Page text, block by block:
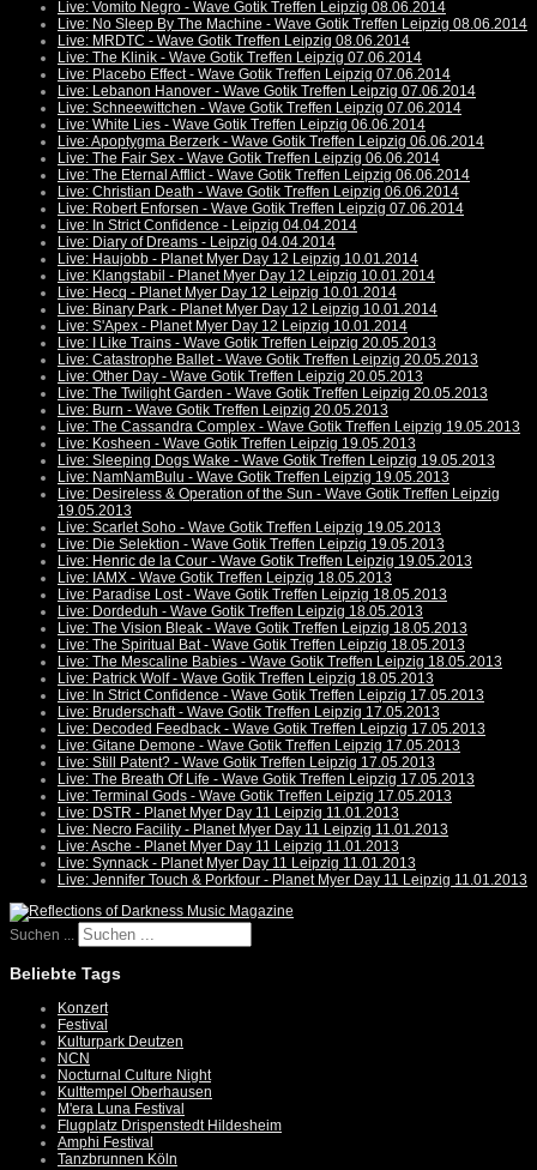
Live: Vomito Negro - Wave Gotik Treffen Leipzig 08.06.2014
Live: No Sleep By The Machine - Wave Gotik Treffen Leipzig 08.06.2014
Live: MRDTC - Wave Gotik Treffen Leipzig 08.06.2014
Live: The Klinik - Wave Gotik Treffen Leipzig 07.06.2014
Live: Placebo Effect - Wave Gotik Treffen Leipzig 07.06.2014
Live: Lebanon Hanover - Wave Gotik Treffen Leipzig 07.06.2014
Live: Schneewittchen - Wave Gotik Treffen Leipzig 07.06.2014
Live: White Lies - Wave Gotik Treffen Leipzig 06.06.2014
Live: Apoptygma Berzerk - Wave Gotik Treffen Leipzig 06.06.2014
Live: The Fair Sex - Wave Gotik Treffen Leipzig 06.06.2014
Live: The Eternal Afflict - Wave Gotik Treffen Leipzig 06.06.2014
Live: Christian Death - Wave Gotik Treffen Leipzig 06.06.2014
Live: Robert Enforsen - Wave Gotik Treffen Leipzig 07.06.2014
Live: In Strict Confidence - Leipzig 04.04.2014
Live: Diary of Dreams - Leipzig 04.04.2014
Live: Haujobb - Planet Myer Day 12 Leipzig 10.01.2014
Live: Klangstabil - Planet Myer Day 12 Leipzig 10.01.2014
Live: Hecq - Planet Myer Day 12 Leipzig 10.01.2014
Live: Binary Park - Planet Myer Day 12 Leipzig 10.01.2014
Live: S'Apex - Planet Myer Day 12 Leipzig 10.01.2014
Live: I Like Trains - Wave Gotik Treffen Leipzig 20.05.2013
Live: Catastrophe Ballet - Wave Gotik Treffen Leipzig 20.05.2013
Live: Other Day - Wave Gotik Treffen Leipzig 20.05.2013
Live: The Twilight Garden - Wave Gotik Treffen Leipzig 20.05.2013
Live: Burn - Wave Gotik Treffen Leipzig 20.05.2013
Live: The Cassandra Complex - Wave Gotik Treffen Leipzig 19.05.2013
Live: Kosheen - Wave Gotik Treffen Leipzig 19.05.2013
Live: Sleeping Dogs Wake - Wave Gotik Treffen Leipzig 19.05.2013
Live: NamNamBulu - Wave Gotik Treffen Leipzig 19.05.2013
Live: Desireless & Operation of the Sun - Wave Gotik Treffen Leipzig
19.05.2013
Live: Scarlet Soho - Wave Gotik Treffen Leipzig 19.05.2013
Live: Die Selektion - Wave Gotik Treffen Leipzig 19.05.2013
Live: Henric de la Cour - Wave Gotik Treffen Leipzig 19.05.2013
Live: IAMX - Wave Gotik Treffen Leipzig 18.05.2013
Live: Paradise Lost - Wave Gotik Treffen Leipzig 18.05.2013
Live: Dordeduh - Wave Gotik Treffen Leipzig 18.05.2013
Live: The Vision Bleak - Wave Gotik Treffen Leipzig 18.05.2013
Live: The Spiritual Bat - Wave Gotik Treffen Leipzig 18.05.2013
Live: The Mescaline Babies - Wave Gotik Treffen Leipzig 18.05.2013
Live: Patrick Wolf - Wave Gotik Treffen Leipzig 18.05.2013
Live: In Strict Confidence - Wave Gotik Treffen Leipzig 17.05.2013
Live: Bruderschaft - Wave Gotik Treffen Leipzig 17.05.2013
Live: Decoded Feedback - Wave Gotik Treffen Leipzig 17.05.2013
Live: Gitane Demone - Wave Gotik Treffen Leipzig 17.05.2013
Live: Still Patent? - Wave Gotik Treffen Leipzig 17.05.2013
Live: The Breath Of Life - Wave Gotik Treffen Leipzig 17.05.2013
Live: Terminal Gods - Wave Gotik Treffen Leipzig 17.05.2013
Live: DSTR - Planet Myer Day 11 Leipzig 11.01.2013
Live: Necro Facility - Planet Myer Day 11 Leipzig 11.01.2013
Live: Asche - Planet Myer Day 11 Leipzig 11.01.2013
Live: Synnack - Planet Myer Day 11 Leipzig 11.01.2013
Live: Jennifer Touch & Porkfour - Planet Myer Day 11 Leipzig 11.01.2013
Suchen ...
Beliebte Tags
Konzert
Festival
Kulturpark Deutzen
NCN
Nocturnal Culture Night
Kulttempel Oberhausen
M'era Luna Festival
Flugplatz Drispenstedt Hildesheim
Amphi Festival
Tanzbrunnen Köln